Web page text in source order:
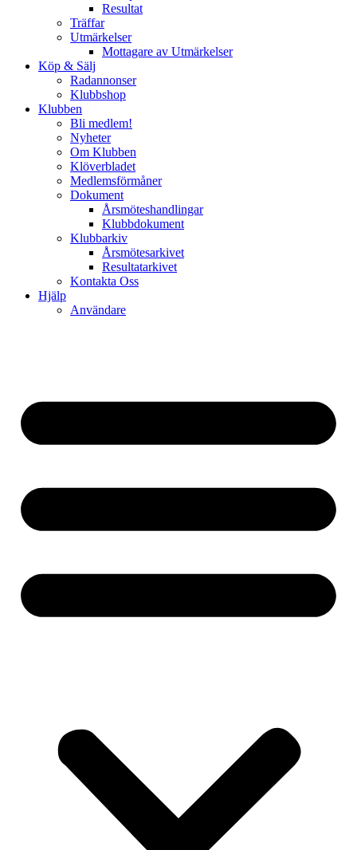
Resultat
Träffar
Utmärkelser
Mottagare av Utmärkelser
Köp & Sälj
Radannonser
Klubbshop
Klubben
Bli medlem!
Nyheter
Om Klubben
Klöverbladet
Medlemsförmåner
Dokument
Årsmöteshandlingar
Klubbdokument
Klubbarkiv
Årsmötesarkivet
Resultatarkivet
Kontakta Oss
Hjälp
Användare